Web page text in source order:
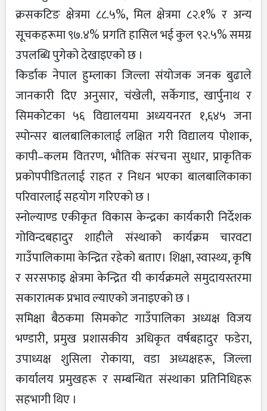
क्रसकटिङ क्षेत्रमा ८८.५%, मिल क्षेत्रमा ८२.१% र अन्य
सूचकहरूमा ९७.४% प्रगति हासिल भई कुल ९२.५% समग्र
उपलब्धि पुगेको देखाइएको छ ।
किर्डाक नेपाल हुम्लाका जिल्ला संयोजक जनक बुढाले
जानकारी दिए अनुसार, चंखेली, सर्केगाड, खार्पुनाथ र
सिमकोटका ५६ विद्यालयमा अध्ययनरत १,६४५ जना
स्पोन्सर बालबालिकालाई लक्षित गरी विद्यालय पोशाक,
कापी–कलम वितरण, भौतिक संरचना सुधार, प्राकृतिक
प्रकोपपीडितलाई राहत र निधन भएका बालबालिकाका
परिवारलाई सहयोग गरिएको छ ।
स्नोल्याण्ड एकीकृत विकास केन्द्रका कार्यकारी निर्देशक
गोविन्दबहादुर शाहीले संस्थाको कार्यक्रम चारवटा
गाउँपालिकामा केन्द्रित रहेको बताए। शिक्षा, स्वास्थ्य, कृषि
र सरसफाइ क्षेत्रमा केन्द्रित यी कार्यक्रमले समुदायस्तरमा
सकारात्मक प्रभाव ल्याएको जनाइएको छ ।
समिक्षा बैठकमा सिमकोट गाउँपालिका अध्यक्ष विजय
भण्डारी, प्रमुख प्रशासकीय अधिकृत वर्षबहादुर फडेरा,
उपाध्यक्ष शुसिला रोकाया, वडा अध्यक्षहरू, जिल्ला
कार्यालय प्रमुखहरू र सम्बन्धित संस्थाका प्रतिनिधिहरू
सहभागी थिए ।